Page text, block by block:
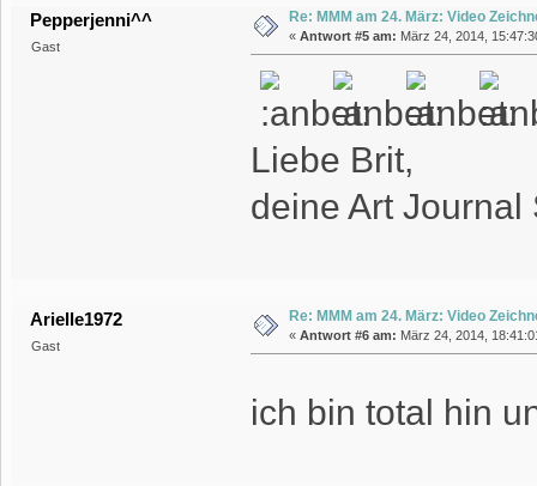
Pepperjenni^^
Gast
Re: MMM am 24. März: Video
« Antwort #5 am: März 24, 2014,
Liebe Brit,
deine Art
Arielle1972
Gast
Re: MMM am 24. März: Video
« Antwort #6 am: März 24, 2014,
ich bin total hin